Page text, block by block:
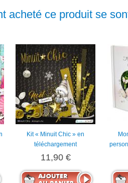
acheté ce produit se
Kit « Minuit Chic » en
téléchargement
11,90 €